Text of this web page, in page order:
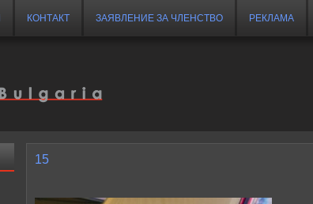
КОНТАКТ ЗАЯВЛЕНИЕ ЗА ЧЛЕНСТВО РЕКЛАМА
15